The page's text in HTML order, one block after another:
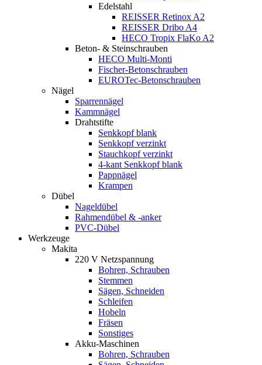
Edelstahl
REISSER Retinox A2
REISSER Dribo A4
HECO Tropix FlaKo A2
Beton- & Steinschrauben
HECO Multi-Monti
Fischer-Betonschrauben
EUROTec-Betonschrauben
Nägel
Sparrennägel
Kammnägel
Drahtstifte
Senkkopf blank
Senkkopf verzinkt
Stauchkopf verzinkt
4-kant Senkkopf blank
Pappnägel
Krampen
Dübel
Nageldübel
Rahmendübel & -anker
PVC-Dübel
Werkzeuge
Makita
220 V Netzspannung
Bohren, Schrauben
Stemmen
Sägen, Schneiden
Schleifen
Hobeln
Fräsen
Sonstiges
Akku-Maschinen
Bohren, Schrauben